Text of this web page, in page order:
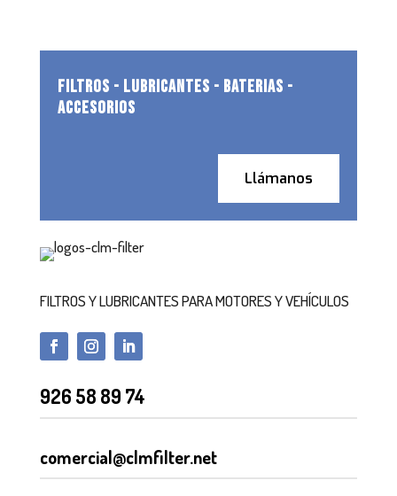
FILTROS - LUBRICANTES - BATERIAS -
ACCESORIOS
Llámanos
FILTROS Y LUBRICANTES PARA MOTORES Y VEHÍCULOS
926 58 89 74
comercial@clmfilter.net